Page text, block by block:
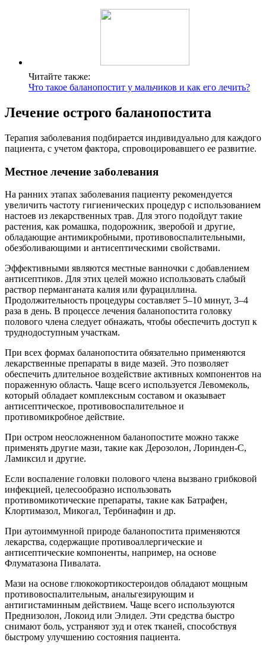
Читайте также:
Что такое баланопостит у мальчиков и как его лечить?
Лечение острого баланопостита
Терапия заболевания подбирается индивидуально для каждого
пациента, с учетом фактора, спровоцировавшего ее развитие.
Местное лечение заболевания
На ранних этапах заболевания пациенту рекомендуется
увеличить частоту гигиенических процедур с использованием
настоев из лекарственных трав. Для этого подойдут такие
растения, как ромашка, подорожник, зверобой и другие,
обладающие антимикробными, противовоспалительными,
обезболивающими и антисептическими свойствами.
Эффективными являются местные ванночки с добавлением
антисептиков. Для этих целей можно использовать слабый
раствор перманганата калия или фурациллина.
Продолжительность процедуры составляет 5–10 минут, 3–4
раза в день. В процессе лечения баланопостита головку
полового члена следует обнажать, чтобы обеспечить доступ к
труднодоступным участкам.
При всех формах баланопостита обязательно применяются
лекарственные препараты в виде мазей. Это позволяет
обеспечить длительное воздействие активных компонентов на
пораженную область. Чаще всего используется Левомеколь,
который обладает комплексным составом и оказывает
антисептическое, противовоспалительное и
противомикробное действие.
При остром неосложненном баланопостите можно также
применять другие мази, такие как Дерозолон, Лоринден-С,
Ламиксил и другие.
Если воспаление головки полового члена вызвано грибковой
инфекцией, целесообразно использовать
противомикотические препараты, такие как Батрафен,
Клортимазол, Микогал, Тербинафин и др.
При аутоиммунной природе баланопостита применяются
лекарства, содержащие противоаллергические и
антисептические компоненты, например, на основе
Флуматазона Пивалата.
Мази на основе глюкокортикостероидов обладают мощным
противовоспалительным, анальгезирующим и
антигистаминным действием. Чаще всего используются
Преднизолон, Локоид или Элидел. Эти средства быстро
снимают боль, устраняют зуд и отек тканей, способствуя
быстрому улучшению состояния пациента.